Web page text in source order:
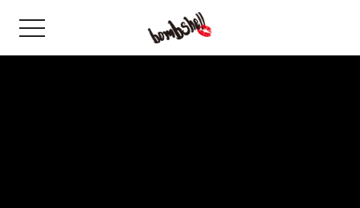
toggle navigation